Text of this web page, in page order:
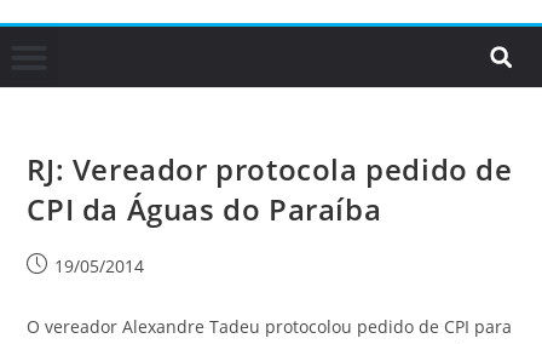
RJ: Vereador protocola pedido de
CPI da Águas do Paraíba
19/05/2014
O vereador Alexandre Tadeu protocolou pedido de CPI para